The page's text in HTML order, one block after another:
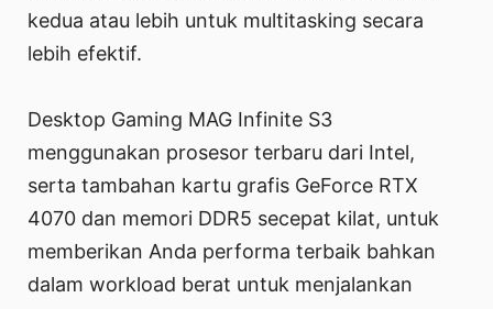
kedua atau lebih untuk multitasking secara
lebih efektif.
Desktop Gaming MAG Infinite S3
menggunakan prosesor terbaru dari Intel,
serta tambahan kartu grafis GeForce RTX
4070 dan memori DDR5 secepat kilat, untuk
memberikan Anda performa terbaik bahkan
dalam workload berat untuk menjalankan